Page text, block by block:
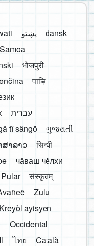
پښتو
dansk
भोजपुरी
पाऴि
עברית
tî sängö
ગુજરાતી
ສາລາວ
सिन्धी
чӑваш чӗлхи
संस्कृतम्
Zulu
Kreyòl ayisyen
Occidental
ไทย
Català